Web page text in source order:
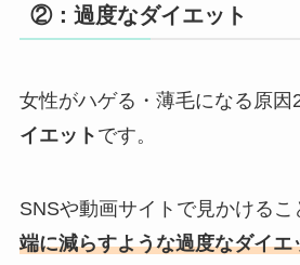
②：過度なダイエット
女性がハゲる・薄毛になる原因2
イエット です。
SNSや動画サイトで見かけるこ
端に減らすような過度なダイエ